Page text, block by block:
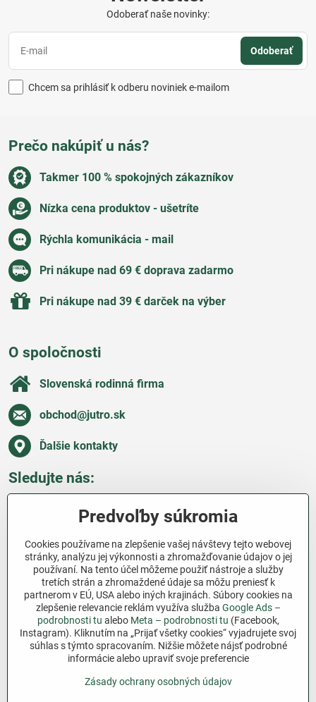
Odoberať naše novinky:
Odoberať
Chcem sa prihlásiť k odberu noviniek e-mailom
Prečo nakúpiť u nás?
Takmer 100 % spokojných zákazníkov
Nízka cena produktov - ušetríte
Rýchla komunikácia - mail
Pri nákupe nad 69 € doprava zadarmo
Pri nákupe nad 39 € darček na výber
O spoločnosti
Slovenská rodinná firma
obchod​@jutro​.sk
Ďalšie kontakty
Sledujte nás:
Všetko o nákupe
Ďakujeme za podporu
Sme slovenský e-shop bez dotácií​. Fungujeme len
vďaka vám – ľuďom, ktorí veria v poctivú prácu a
lásku k pôde​. Každý nákup na Jutro​.sk nám pomáha
pokračovať v tom, čo má zmysel – pomáhať
záhradkárom zadarmo a srdcom​.
Predvoľby súkromia
Cookies používame na zlepšenie vašej návštevy tejto webovej
stránky, analýzu jej výkonnosti a zhromažďovanie údajov o jej
používaní. Na tento účel môžeme použiť nástroje a služby
tretích strán a zhromaždené údaje sa môžu preniesť k
partnerom v EÚ, USA alebo iných krajinách. Súbory cookies na
zlepšenie relevancie reklám využíva služba Google Ads –
podrobnosti tu alebo Meta – podrobnosti tu (Facebook,
Instagram). Kliknutím na „Prijať všetky cookies“ vyjadrujete svoj
súhlas s týmto spracovaním. Nižšie môžete nájsť podrobné
informácie alebo upraviť svoje preferencie
Zásady ochrany osobných údajov